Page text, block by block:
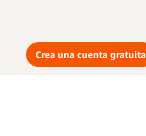
Crea una cuenta gratuita